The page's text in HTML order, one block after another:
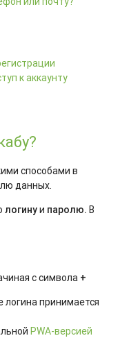
к аккаунту
способами в
данных.
логинуи паролю. В
ссимвола +
логина принимается
PWA-версией